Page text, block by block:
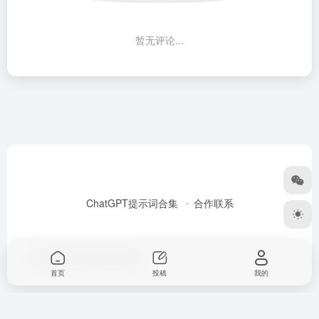
暂无评论...
ChatGPT提示词合集 合作联系
Copyright © 2026
首页 投稿 我的